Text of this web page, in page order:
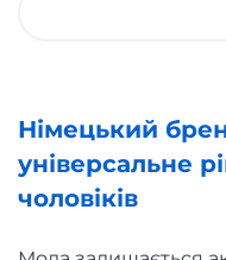
Німецький
універсальне
чоловіків